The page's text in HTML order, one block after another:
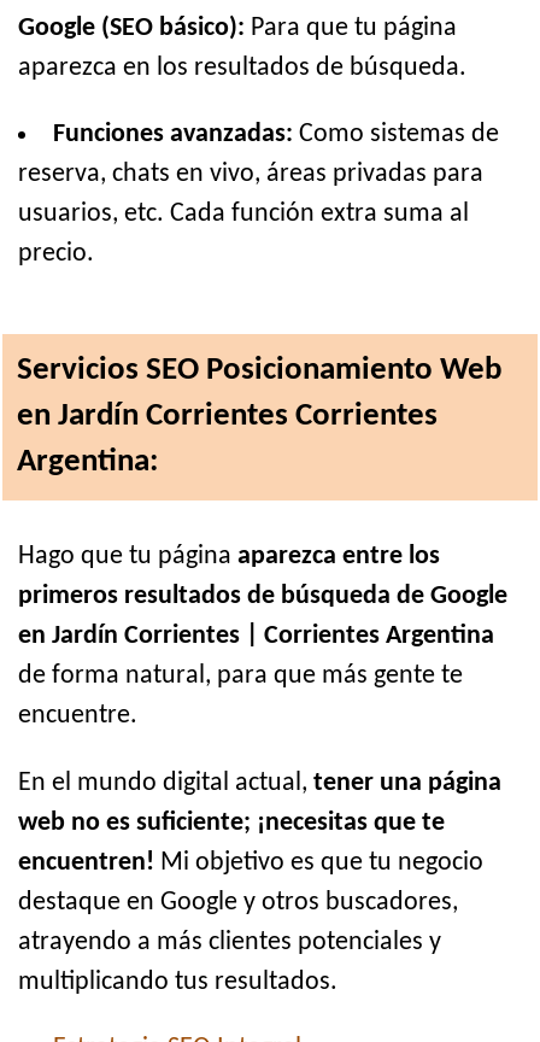
Google (SEO básico): Para que tu página
aparezca en los resultados de búsqueda.
Funciones avanzadas: Como sistemas de
reserva, chats en vivo, áreas privadas para
usuarios, etc. Cada función extra suma al
precio.
Servicios SEO Posicionamiento Web
en Jardín Corrientes Corrientes
Argentina:
Hago que tu página aparezca entre los
primeros resultados de búsqueda de Google
en Jardín Corrientes | Corrientes Argentina
de forma natural, para que más gente te
encuentre.
En el mundo digital actual, tener una página
web no es suficiente; ¡necesitas que te
encuentren! Mi objetivo es que tu negocio
destaque en Google y otros buscadores,
atrayendo a más clientes potenciales y
multiplicando tus resultados.